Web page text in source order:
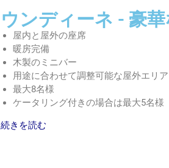
ウンディーネ - 豪
屋内と屋外の座席
暖房完備
木製のミニバー
用途に合わせて調整可能な屋外エリア
最大8名様
ケータリング付きの場合は最大5名様
続きを読む